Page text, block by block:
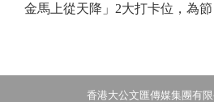
金馬上從天降」2大打卡位，為節
香港大公文匯傳媒集團有